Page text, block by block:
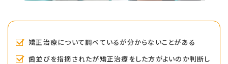
矯正治療について調べているが分からないことがある
歯並びを指摘されたが矯正治療をした方がよいのか判断し